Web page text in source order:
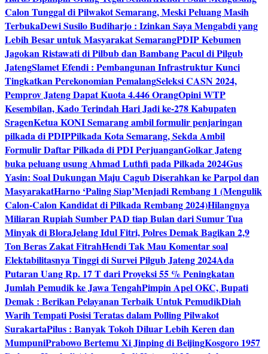
Calon Tunggal di Pilwakot Semarang, Meski Peluang Masih
TerbukaDewi Susilo Budiharjo : Izinkan Saya Mengabdi yang
Lebih Besar untuk Masyarakat SemarangPDIP Kebumen
Jagokan Ristawati di Pilbub dan Bambang Pacul di Pilgub
JatengSlamet Efendi : Pembangunan Infrastruktur Kunci
Tingkatkan Perekonomian PemalangSeleksi CASN 2024,
Pemprov Jateng Dapat Kuota 4.446 OrangOpini WTP
Kesembilan, Kado Terindah Hari Jadi ke-278 Kabupaten
SragenKetua KONI Semarang ambil formulir penjaringan
pilkada di PDIPPilkada Kota Semarang, Sekda Ambil
Formulir Daftar Pilkada di PDI PerjuanganGolkar Jateng
buka peluang usung Ahmad Luthfi pada Pilkada 2024Gus
Yasin: Soal Dukungan Maju Cagub Diserahkan ke Parpol dan
MasyarakatHarno ‘Paling Siap’Menjadi Rembang 1 (Mengulik
Calon-Calon Kandidat di Pilkada Rembang 2024)Hilangnya
Miliaran Rupiah Sumber PAD tiap Bulan dari Sumur Tua
Minyak di BloraJelang Idul Fitri, Polres Demak Bagikan 2,9
Ton Beras Zakat FitrahHendi Tak Mau Komentar soal
Elektabilitasnya Tinggi di Survei Pilgub Jateng 2024Ada
Putaran Uang Rp. 17 T dari Proyeksi 55 % Peningkatan
Jumlah Pemudik ke Jawa TengahPimpin Apel OKC, Bupati
Demak : Berikan Pelayanan Terbaik Untuk PemudikDiah
Warih Tempati Posisi Teratas dalam Polling Pilwakot
SurakartaPilus : Banyak Tokoh Diluar Lebih Keren dan
MumpuniPrabowo Bertemu Xi Jinping di BeijingKosgoro 1957